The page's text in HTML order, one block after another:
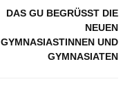
DAS GU BEGRÜSST DIE N
EUEN G
YMNASIASTINNEN UND G
YMNASIATEN